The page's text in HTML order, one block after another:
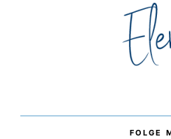
FOLGE